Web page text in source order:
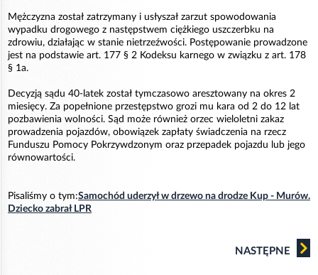
Mężczyzna został zatrzymany i usłyszał zarzut spowodowania
wypadku drogowego z następstwem ciężkiego uszczerbku na
zdrowiu, działając w stanie nietrzeźwości. Postępowanie prowadzone
jest na podstawie art. 177 § 2 Kodeksu karnego w związku z art. 178
§ 1a.
Decyzją sądu 40-latek został tymczasowo aresztowany na okres 2
miesięcy. Za popełnione przestępstwo grozi mu kara od 2 do 12 lat
pozbawienia wolności. Sąd może również orzec wieloletni zakaz
prowadzenia pojazdów, obowiązek zapłaty świadczenia na rzecz
Funduszu Pomocy Pokrzywdzonym oraz przepadek pojazdu lub jego
równowartości.
Pisaliśmy o tym:Samochód uderzył w drzewo na drodze Kup - Murów.
Dziecko zabrał LPR
NASTĘPNE